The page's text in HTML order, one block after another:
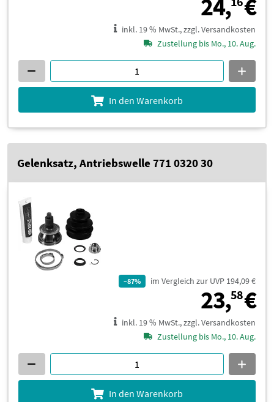
24, €
inkl. 19 % MwSt., zzgl. Versandkosten
Zustellung bis Mo., 10. Aug.
In den Warenkorb
Gelenksatz, Antriebswelle 771 0320 30
–87% im Vergleich zur UVP 194,09 €
23,58€
inkl. 19 % MwSt., zzgl. Versandkosten
Zustellung bis Mo., 10. Aug.
In den Warenkorb